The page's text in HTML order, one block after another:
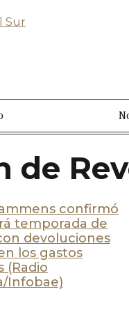
de
confirmó
temporada de
devoluciones
los gastos
(Radio
Infobae)